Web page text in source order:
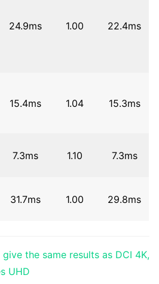
24.9ms 1.00 22.4ms
15.4ms 1.04 15.3ms
7.3ms 1.10 7.3ms
31.7ms 1.00 29.8ms
the same results as DCI 4K,
UHD